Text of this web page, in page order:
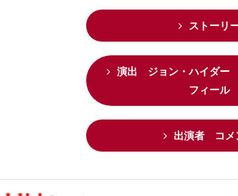
ストーリ
演出 ジョン・ハイダー
フィール
出演者 コメ